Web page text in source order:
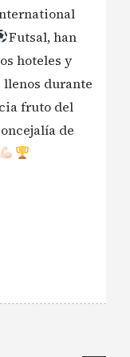
Futsal, han
hoteles y
durante
fruto del
de